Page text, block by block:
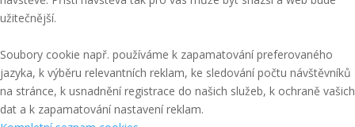
užitečnější.
Soubory cookie např. používáme k zapamatování preferovaného
jazyka, k výběru relevantních reklam, ke sledování počtu návštěvníků
na stránce, k usnadnění registrace do našich služeb, k ochraně vašich
dat a k zapamatování nastavení reklam.